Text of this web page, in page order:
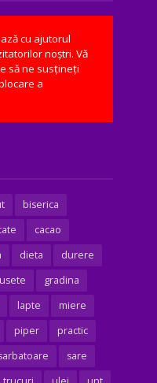
cu ajutorul
noștri. Vă
să ne susțineți
a
biserica
cacao
dieta
durere
gradina
lapte
miere
piper
practic
sare